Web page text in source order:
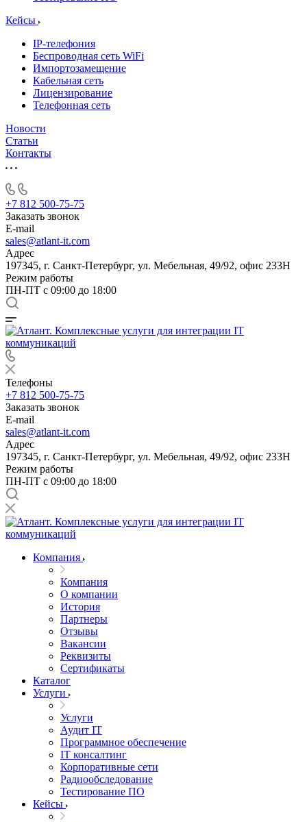
Кейсы
IP-телефония
Беспроводная сеть WiFi
Импортозамещение
Кабельная сеть
Лицензирование
Телефонная сеть
Новости
Статьи
Контакты
+7 812 500-75-75
Заказать звонок
E-mail
sales@atlant-it.com
Адрес
197345, г. Санкт-Петербург, ул. Мебельная, 49/92, офис 233Н
Режим работы
ПН-ПТ с 09:00 до 18:00
Телефоны
+7 812 500-75-75
Заказать звонок
E-mail
sales@atlant-it.com
Адрес
197345, г. Санкт-Петербург, ул. Мебельная, 49/92, офис 233Н
Режим работы
ПН-ПТ с 09:00 до 18:00
Компания
Компания
О компании
История
Партнеры
Отзывы
Вакансии
Реквизиты
Сертификаты
Каталог
Услуги
Услуги
Аудит IT
Программное обеспечение
IT консалтинг
Корпоративные сети
Радиообследование
Тестирование ПО
Кейсы